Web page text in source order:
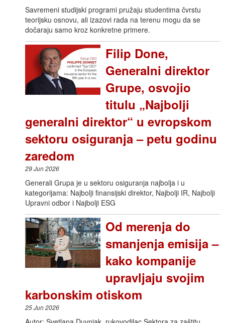
Savremeni studijski programi pružaju studentima čvrstu
teorijsku osnovu, ali izazovi rada na terenu mogu da se
dočaraju samo kroz konkretne primere.
Filip Done,
Generalni direktor
Grupe, osvojio
titulu „Najbolji
generalni direktor“ u evropskom
sektoru osiguranja – petu godinu
zaredom
29 Jun 2026
Generali Grupa je u sektoru osiguranja najbolja i u
kategorijama: Najbolji finansijski direktor, Najbolji IR, Najbolji
Upravni odbor i Najbolji ESG
Od merenja do
smanjenja emisija –
kako kompanije
upravljaju svojim
karbonskim otiskom
25 Jun 2026